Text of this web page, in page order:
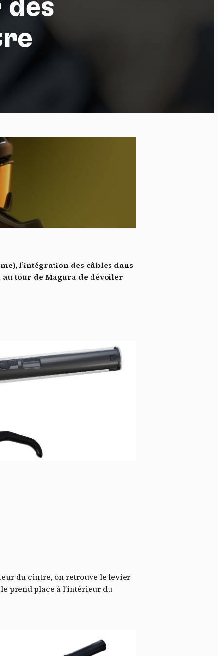
l’intégration des câbles dans
au tour de Magura de dévoiler
du cintre, on retrouve le levier
prend place à l’intérieur du
me